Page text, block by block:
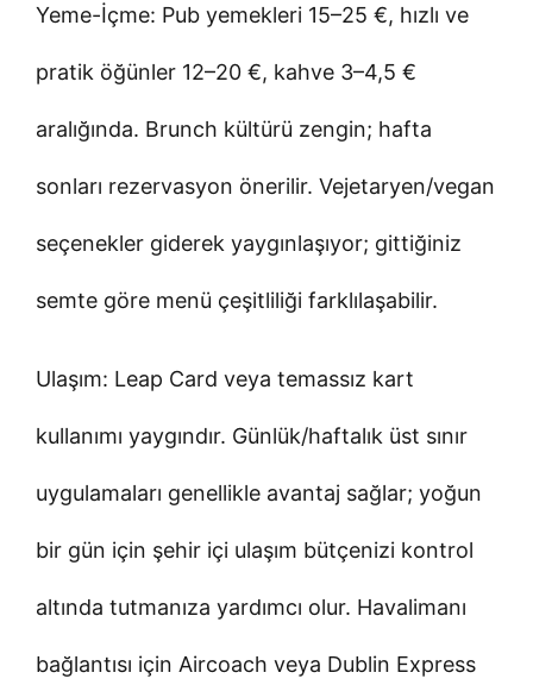
Yeme-İçme: Pub yemekleri 15–25 €, hızlı ve
pratik öğünler 12–20 €, kahve 3–4,5 €
aralığında. Brunch kültürü zengin; hafta
sonları rezervasyon önerilir. Vejetaryen/vegan
seçenekler giderek yaygınlaşıyor; gittiğiniz
semte göre menü çeşitliliği farklılaşabilir.
Ulaşım: Leap Card veya temassız kart
kullanımı yaygındır. Günlük/haftalık üst sınır
uygulamaları genellikle avantaj sağlar; yoğun
bir gün için şehir içi ulaşım bütçenizi kontrol
altında tutmanıza yardımcı olur. Havalimanı
bağlantısı için Aircoach veya Dublin Express